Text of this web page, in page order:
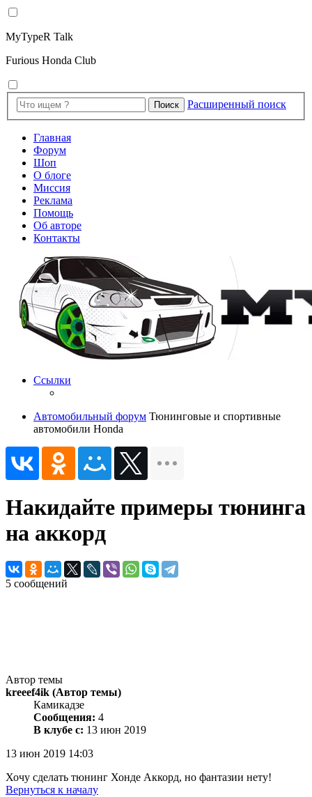
MyTypeR Talk
Furious Honda Club
Поиск Расширенный поиск
Главная
Форум
Шоп
О блоге
Миссия
Реклама
Помощь
Об авторе
Контакты
Ссылки
Автомобильный форум Тюнинговые и спортивные
автомобили Honda
Накидайте примеры тюнинга
на аккорд
5 сообщений
Автор темы
kreeef4ik (Автор темы)
Камикадзе
Сообщения: 4
В клубе с: 13 июн 2019
13 июн 2019 14:03
Хочу сделать тюнинг Хонде Аккорд, но фантазии нету!
Вернуться к началу